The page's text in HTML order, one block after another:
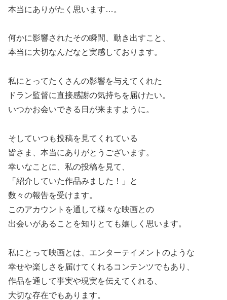
本当にありがたく思います…。
何かに影響されたその瞬間、動き出すこと、
本当に大切なんだなと実感しております。
私にとってたくさんの影響を与えてくれた
ドラン監督に直接感謝の気持ちを届けたい。
いつかお会いできる日が来ますように。
そしていつも投稿を見てくれている
皆さま、本当にありがとうございます。
幸いなことに、私の投稿を見て、
「紹介していた作品みました！」と
数々の報告を受けます。
このアカウントを通して様々な映画との
出会いがあることを知りとても嬉しく思います。
私にとって映画とは、エンターテイメントのような
幸せや楽しさを届けてくれるコンテンツでもあり、
作品を通して事実や現実を伝えてくれる、
大切な存在でもあります。